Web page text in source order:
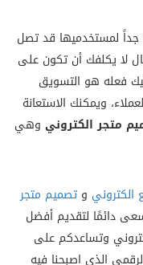
لمستخدميها قد تصل
لا يكلفك أن تكون على
فعله هو التسويق
ويمكنك الاستعانة
متجر الكتروني وهي
و تصميم متجر
دائمًا لتقديم أفضل
وتساعدكم على
الذى اصبحنا فيه